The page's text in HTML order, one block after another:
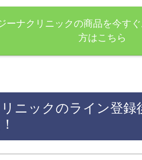
ーナクリニックの商品を今す
方はこちら
ニックのライン登録